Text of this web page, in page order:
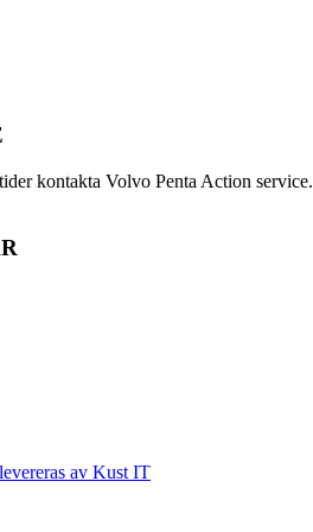
kontakta Volvo Penta Action service.
av Kust IT